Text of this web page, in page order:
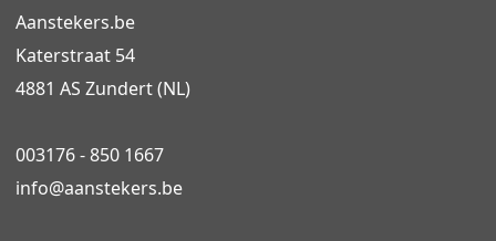
Aanstekers.be
Katerstraat 54
4881 AS Zundert (NL)
003176 - 850 1667
info@aanstekers.be